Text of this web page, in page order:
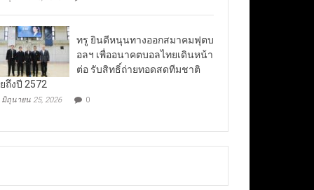
ทรู ยินดีหนุนทางออกสมาคมฟุตบ
อลฯ เพื่ออนาคตบอลไทยเดินหน้า
ต่อ รับสิทธิ์ถ่ายทอดสดทีมชาติ
ถึงปี 2572
มิถุนายน 25, 2026 0